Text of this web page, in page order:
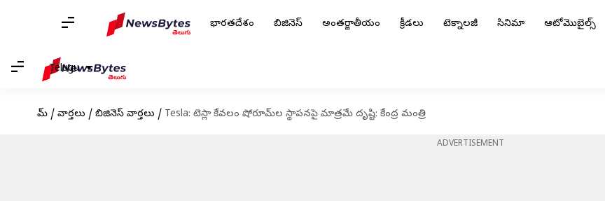
భారతదేశం బిజినెస్ అంతర్జాతీయం క్రీడలు టెక్నాలజీ సినిమా ఆటోమొబైల్స్
Telugu
హోమ్ / వార్తలు / బిజినెస్ వార్తలు / Tesla: టెస్లా కేవలం షోరూమ్‌ల స్థాపనపై మాత్రమే దృష్టి: కేంద్ర మంత్రి
ADVERTISEMENT